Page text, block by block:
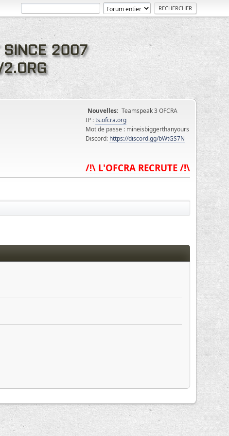
Nouvelles: Teamspeak 3 OFCRA
IP :ts.ofcra.org
Mot de passe : mineisbiggerthanyours
Discord: https://discord.gg/bWtGS7N
/!\ L'OFCRA RECRUTE /!\